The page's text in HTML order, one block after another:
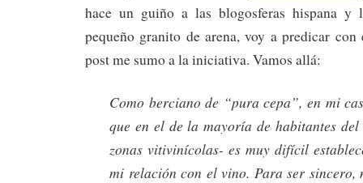
hace un guiño a las blogosferas hispana y
pequeño granito de arena, voy a predicar
post me sumo a la iniciativa. Vamos allá:
Como berciano de “pura cepa”, en mi
que en el de la mayoría de habitantes
zonas vitivinícolas- es muy difícil
mi relación con el vino. Para ser sincero,